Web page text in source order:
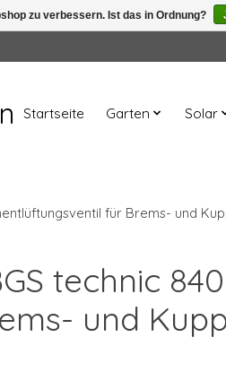
Startseite Garten Solar
für Brems- und
technic
und
zu verbessern. Ist das in Ordnung?